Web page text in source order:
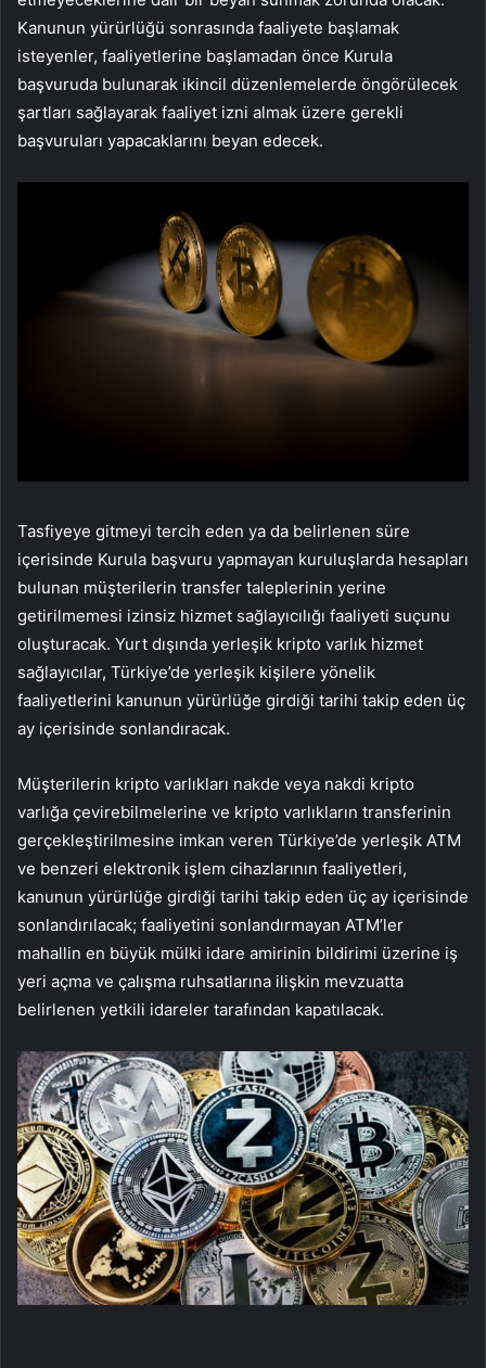
Kanunun yürürlüğü sonrasında faaliyete başlamak
isteyenler, faaliyetlerine başlamadan önce Kurula
başvuruda bulunarak ikincil düzenlemelerde öngörülecek
şartları sağlayarak faaliyet izni almak üzere gerekli
başvuruları yapacaklarını beyan edecek.
Tasfiyeye gitmeyi tercih eden ya da belirlenen süre
içerisinde Kurula başvuru yapmayan kuruluşlarda hesapları
bulunan müşterilerin transfer taleplerinin yerine
getirilmemesi izinsiz hizmet sağlayıcılığı faaliyeti suçunu
oluşturacak. Yurt dışında yerleşik kripto varlık hizmet
sağlayıcılar, Türkiye’de yerleşik kişilere yönelik
faaliyetlerini kanunun yürürlüğe girdiği tarihi takip eden üç
ay içerisinde sonlandıracak.
Müşterilerin kripto varlıkları nakde veya nakdi kripto
varlığa çevirebilmelerine ve kripto varlıkların transferinin
gerçekleştirilmesine imkan veren Türkiye’de yerleşik ATM
ve benzeri elektronik işlem cihazlarının faaliyetleri,
kanunun yürürlüğe girdiği tarihi takip eden üç ay içerisinde
sonlandırılacak; faaliyetini sonlandırmayan ATM’ler
mahallin en büyük mülki idare amirinin bildirimi üzerine iş
yeri açma ve çalışma ruhsatlarına ilişkin mevzuatta
belirlenen yetkili idareler tarafından kapatılacak.